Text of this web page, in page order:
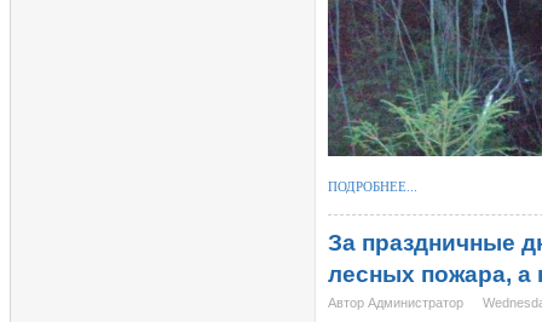
ПОДРОБНЕЕ...
За праздничные
лесных пожара, а
Автор Администратор